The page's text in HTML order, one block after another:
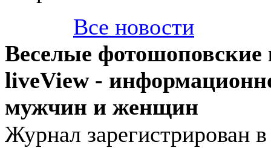
Все новости
Веселые
liveView -
мужчин и женщин
Журнал зарегистрирован